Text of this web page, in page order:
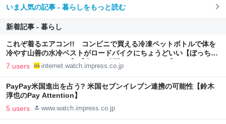
いま人気の記事 - 暮らしをもっと読む
新着記事 - 暮らし
これぞ着るエアコン!! コンビニで買える冷凍ペットボトルで体を
冷やす山善の水冷ベストがロードバイクにちょうどいい【ぼっち・
ざ・ろーど！その14】【空いた時間でなにしてる？】
7 users internet.watch.impress.co.jp
PayPay米国進出を占う? 米国セブンイレブン連携の可能性【鈴木
淳也のPay Attention】
5 users www.watch.impress.co.jp